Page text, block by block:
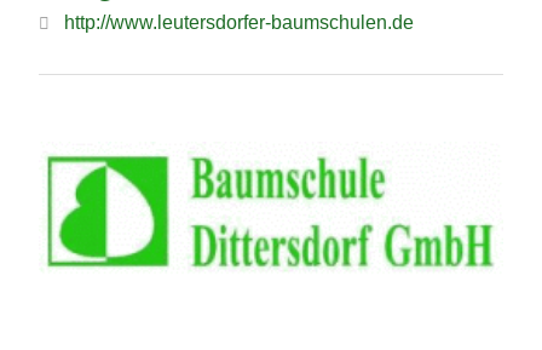
http://www.leutersdorfer-baumschulen.de